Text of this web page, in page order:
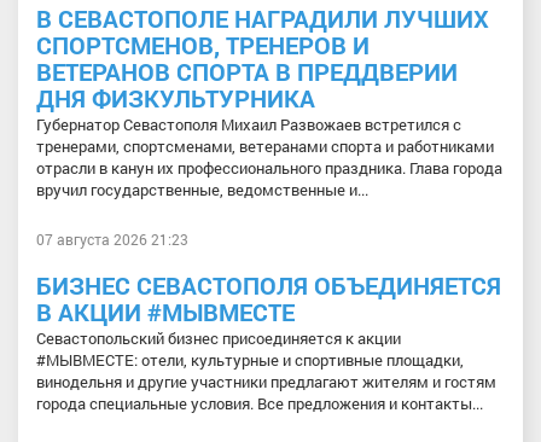
В СЕВАСТОПОЛЕ НАГРАДИЛИ ЛУЧШИХ
СПОРТСМЕНОВ, ТРЕНЕРОВ И
ВЕТЕРАНОВ СПОРТА В ПРЕДДВЕРИИ
ДНЯ ФИЗКУЛЬТУРНИКА
Губернатор Севастополя Михаил Развожаев встретился с
тренерами, спортсменами, ветеранами спорта и работниками
отрасли в канун их профессионального праздника. Глава города
вручил государственные, ведомственные и...
07 августа 2026 21:23
БИЗНЕС СЕВАСТОПОЛЯ ОБЪЕДИНЯЕТСЯ
В АКЦИИ #МЫВМЕСТЕ
Севастопольский бизнес присоединяется к акции
#МЫВМЕСТЕ: отели, культурные и спортивные площадки,
винодельня и другие участники предлагают жителям и гостям
города специальные условия. Все предложения и контакты...